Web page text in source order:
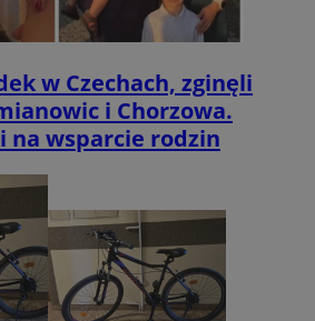
w Czechach, zginęli
i Chorzowa.
na wsparcie rodzin